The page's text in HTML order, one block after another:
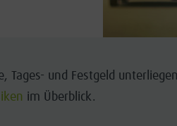
Tages- und Festgeld
im Überblick.